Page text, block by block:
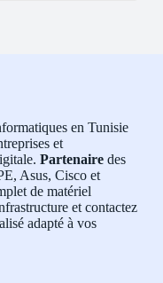
en Tunisie
et
Partenaire des
Asus, Cisco et
de matériel
et contactez
adapté à vos